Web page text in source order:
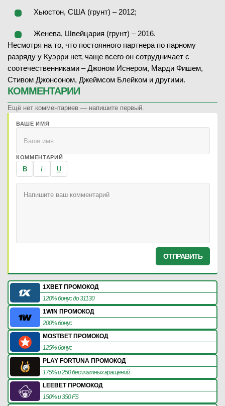
Хьюстон, США (грунт) – 2012;
Женева, Швейцария (грунт) – 2016.
Несмотря на то, что постоянного партнера по парному
разряду у Куэрри нет, чаще всего он сотрудничает с
соотечественниками – Джоном Иснером, Марди Фишем,
Стивом Джонсоном, Джеймсом Блейком и другими.
КОММЕНТАРИИ
Ещё нет комментариев — напишите первый.
ВАШЕ ИМЯ
КОММЕНТАРИЙ
B I U
ОТПРАВИТЬ
1XBET ПРОМОКОД
120% бонус до 31130
1WIN ПРОМОКОД
200% бонус
MOSTBET ПРОМОКОД
125% бонус
PLAY FORTUNA ПРОМОКОД
175% и 250 бесплатных вращений
LEEBET ПРОМОКОД
150% и 350 FS